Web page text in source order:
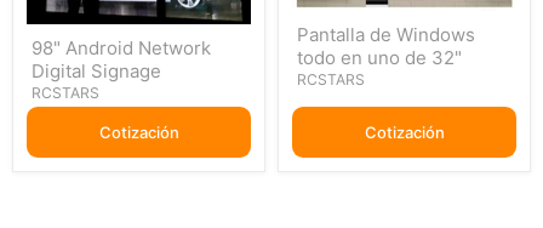
Android
Network
Digital
Signage
98" Android Network
Digital Signage
RCSTARS
Cotización
de
Windows
todo
uno
32"
Pantalla de Windows
todo en uno de 32"
RCSTARS
Cotización